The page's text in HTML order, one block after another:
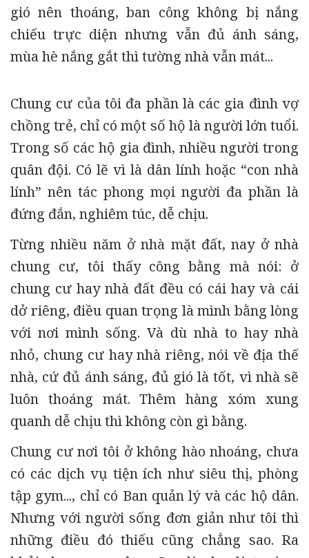
gió nên thoáng, ban công không bị nắng
chiếu trực diện nhưng vẫn đủ ánh sáng,
mùa hè nắng gắt thì tường nhà vẫn mát...
Chung cư của tôi đa phần là các gia đình vợ
chồng trẻ, chỉ có một số hộ là người lớn tuổi.
Trong số các hộ gia đình, nhiều người trong
quân đội. Có lẽ vì là dân lính hoặc “con nhà
lính” nên tác phong mọi người đa phần là
đứng đắn, nghiêm túc, dễ chịu.
Từng nhiều năm ở nhà mặt đất, nay ở nhà
chung cư, tôi thấy công bằng mà nói: ở
chung cư hay nhà đất đều có cái hay và cái
dở riêng, điều quan trọng là mình bằng lòng
với nơi mình sống. Và dù nhà to hay nhà
nhỏ, chung cư hay nhà riêng, nói về địa thế
nhà, cứ đủ ánh sáng, đủ gió là tốt, vì nhà sẽ
luôn thoáng mát. Thêm hàng xóm xung
quanh dễ chịu thì không còn gì bằng.
Chung cư nơi tôi ở không hào nhoáng, chưa
có các dịch vụ tiện ích như siêu thị, phòng
tập gym..., chỉ có Ban quản lý và các hộ dân.
Nhưng với người sống đơn giản như tôi thì
những điều đó thiếu cũng chẳng sao. Ra